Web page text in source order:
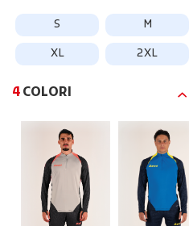
S M
XL
2XL
4COLORI